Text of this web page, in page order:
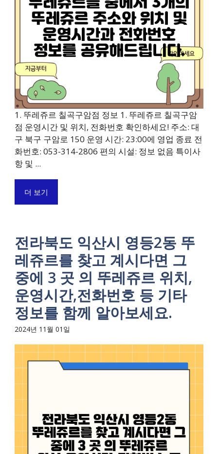
1. 뚜레쥬르 칠곡구암점 정보 1. 뚜레쥬르 칠곡구암
점 운영시간 및 위치, 전화번호 확인하세요! 주소: 대
구 북구 구암로 150 운영 시간: 23:00에 영업 종료 전
화번호: 053-314-2806 편의 시설: 정보 없음 특이사
항 및 ...
더 보기
전라북도 익산시 영등2동 뚜
레쥬르를 찾고 계시다면 그
중에 3 곳 의 뚜레쥬르 위치,
운영시간,전화번호 등 기타
정보를 함께 알아보세요.
2024년 11월 01일